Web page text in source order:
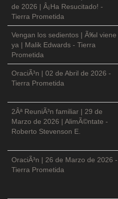
de 2026 | Â¡Ha Resucitado! -
Tierra Prometida
Vengan los sedientos | Ã‰l viene
ya | Malik Edwards - Tierra
Prometida
OraciÃ³n | 02 de Abril de 2026 -
Tierra Prometida
2Âª ReuniÃ³n familiar | 29 de
Marzo de 2026 | AlimÃ©ntate -
Roberto Stevenson E.
OraciÃ³n | 26 de Marzo de 2026 -
Tierra Prometida